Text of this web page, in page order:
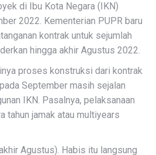
di Ibu Kota Negara (IKN)
2022. Kementerian PUPR baru
kontrak untuk sejumlah
hingga akhir Agustus 2022.
proses konstruksi dari kontrak
September masih sejalan
IKN. Pasalnya, pelaksanaan
tahun jamak atau multiyears
Agustus). Habis itu langsung